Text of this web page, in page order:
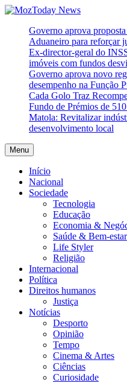
Skip
content
MozToday News
Onde a gente lê.
Governo aprova
Aduaneiro para reforçar
Ex-director-geral do
imóveis com fundos
Governo aprova novo
desempenho na Função
Cada Golo Traz
Fundo de Prémios de
Matola: Revitalizar
desenvolvimento local
Menu
Início
Nacional
Sociedade
Tecnologia
Educação
Economia &
Saúde & Bem-estar
Life Styler
Religião
Internacional
Política
Direitos humanos
Justiça
Notícias
Desporto
Opinião
Tempo
Cinema & Artes
Ciências
Curiosidade